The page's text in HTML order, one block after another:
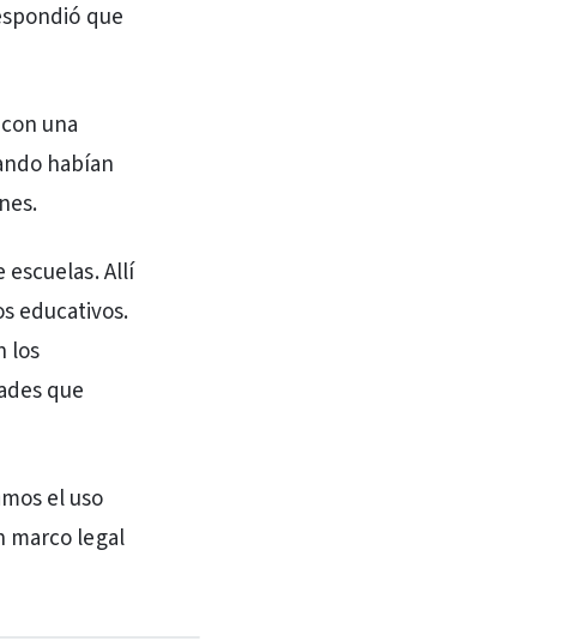
que
una
habían
escuelas. Allí
educativos.
los
que
el uso
marco legal